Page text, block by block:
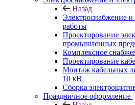
Назад
Электроснабжение
работы
Проектирование
промышленных
Комплексное
Проектирование
Монтаж кабельных
10 кВ
Сборка
Праздничное оформление